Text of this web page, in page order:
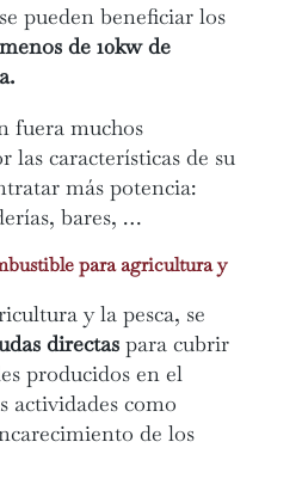
pueden beneficiar los
de 10kw de
fuera muchos
las características de su
más potencia:
bares, …
para agricultura y
y la pesca, se
directas para cubrir
producidos en el
actividades como
de los